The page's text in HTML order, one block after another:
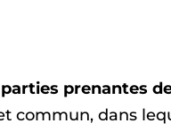
prenantes
commun, dans